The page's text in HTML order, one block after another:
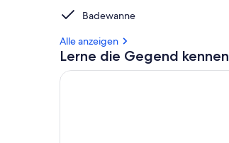
Badewanne
Alle anzeigen
Lerne die Gegend kennen